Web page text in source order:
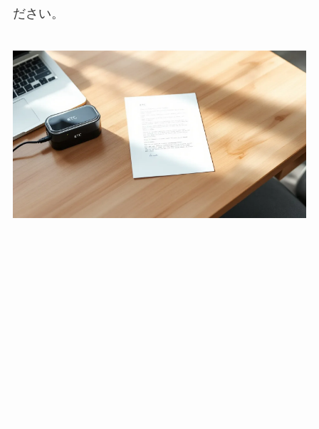
ださい。